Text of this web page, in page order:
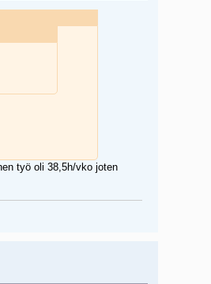
työ oli 38,5h/vko joten